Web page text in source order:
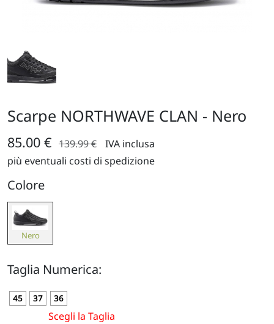
Scarpe NORTHWAVE CLAN - Nero
85.00 € 139.99 €
IVA inclusa
più eventuali costi di spedizione
Colore
Nero
Taglia Numerica:
45 37 36
Scegli la Taglia